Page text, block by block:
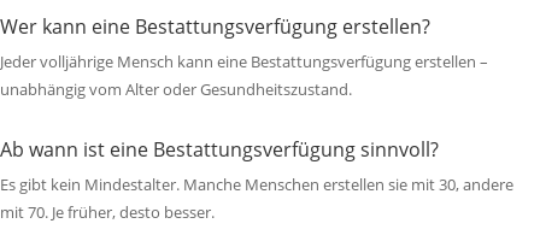
Wer kann eine Bestattungsverfügung erstellen?
Jeder volljährige Mensch kann eine Bestattungsverfügung erstellen –
unabhängig vom Alter oder Gesundheitszustand.
Ab wann ist eine Bestattungsverfügung sinnvoll?
Es gibt kein Mindestalter. Manche Menschen erstellen sie mit 30, andere
mit 70. Je früher, desto besser.